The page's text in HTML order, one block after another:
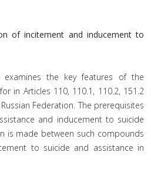
of incitement and inducement to
the key features of the
in Articles 110, 110.1, 110.2, 151.2
Federation. The prerequisites
and inducement to suicide
is made between such compounds
to suicide and assistance in